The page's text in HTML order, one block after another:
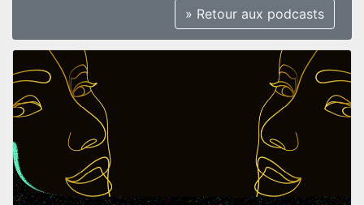
» Retour aux podcasts